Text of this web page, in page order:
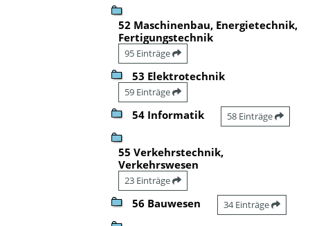
52 Maschinenbau, Energietechnik,
Fertigungstechnik
95 Einträge
53 Elektrotechnik
59 Einträge
54 Informatik 58 Einträge
55 Verkehrstechnik,
Verkehrswesen
23 Einträge
56 Bauwesen 34 Einträge